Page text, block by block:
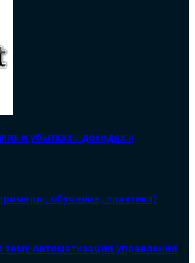
и убытках / доходах и
обучение, практика)
тему Автоматизация управления